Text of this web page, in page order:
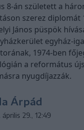
8-án született a
szerez
János püspök
egyház-
1974-ben
a református
nyugdíjazzák.
Árpád
április 29., 12:49